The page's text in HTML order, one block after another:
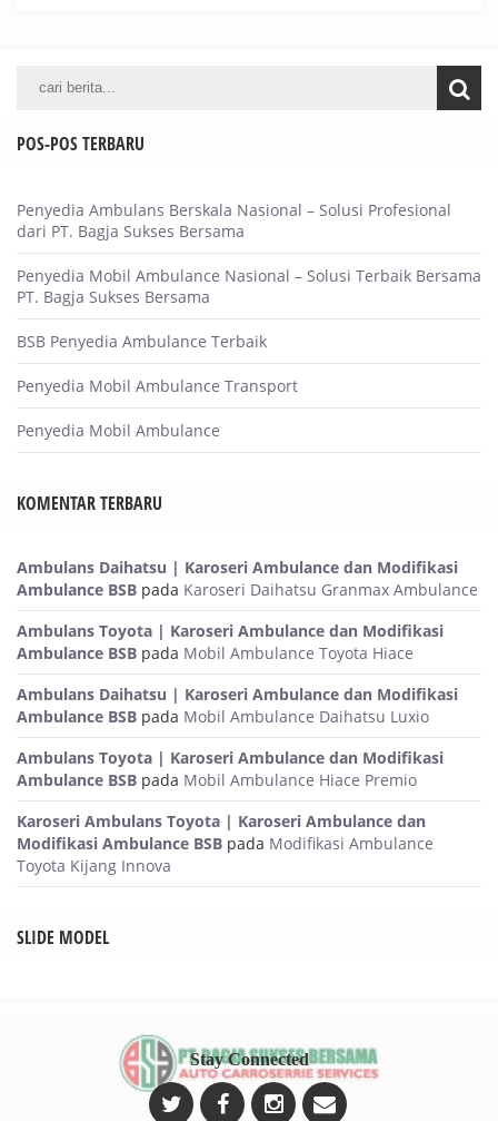
POS-POS TERBARU
Penyedia Ambulans Berskala Nasional – Solusi Profesional
dari PT. Bagja Sukses Bersama
Penyedia Mobil Ambulance Nasional – Solusi Terbaik Bersama
PT. Bagja Sukses Bersama
BSB Penyedia Ambulance Terbaik
Penyedia Mobil Ambulance Transport
Penyedia Mobil Ambulance
KOMENTAR TERBARU
Ambulans Daihatsu | Karoseri Ambulance dan Modifikasi
Ambulance BSB pada Karoseri Daihatsu Granmax Ambulance
Ambulans Toyota | Karoseri Ambulance dan Modifikasi
Ambulance BSB pada Mobil Ambulance Toyota Hiace
Ambulans Daihatsu | Karoseri Ambulance dan Modifikasi
Ambulance BSB pada Mobil Ambulance Daihatsu Luxio
Ambulans Toyota | Karoseri Ambulance dan Modifikasi
Ambulance BSB pada Mobil Ambulance Hiace Premio
Karoseri Ambulans Toyota | Karoseri Ambulance dan
Modifikasi Ambulance BSB pada Modifikasi Ambulance
Toyota Kijang Innova
SLIDE MODEL
Stay Connected